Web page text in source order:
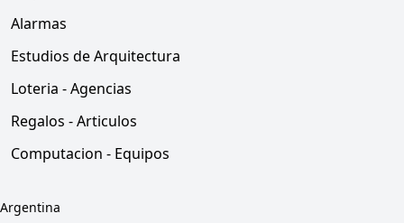
Alarmas
Estudios de Arquitectura
Loteria - Agencias
Regalos - Articulos
Computacion - Equipos
Argentina